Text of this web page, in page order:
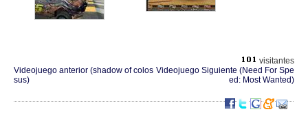
visitantes
Videojuego anterior (shadow of colos
sus)
Videojuego Siguiente (Need For Spe
ed: Most Wanted)